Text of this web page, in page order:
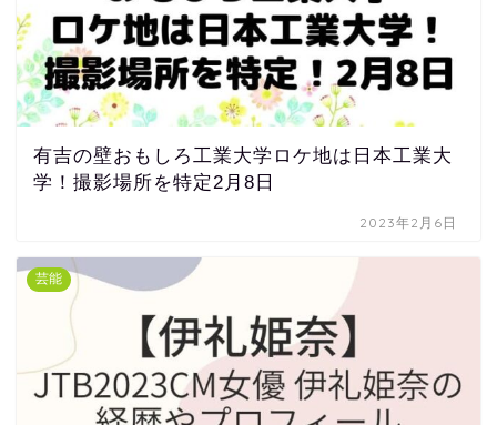
有吉の壁おもしろ工業大学ロケ地は日本工業大
学！撮影場所を特定2月8日
2023年2月6日
芸能